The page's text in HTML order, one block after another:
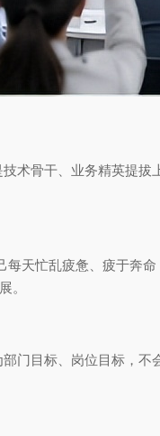
术骨干、业务精英提拔
每天忙乱疲惫、疲于奔
。
门目标、岗位目标，不